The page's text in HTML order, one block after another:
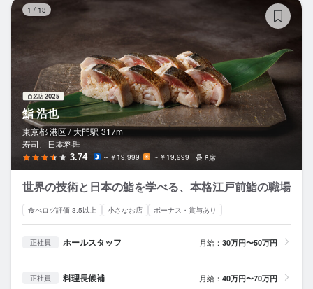
1 / 13
鮨 浩也
東京都 港区 / 大門駅 317m
寿司、日本料理
3.74 ～￥19,999 ～￥19,999 8席
世界の技術と日本の鮨を学べる、本格江戸前鮨の職場
食べログ評価 3.5以上 小さなお店 ボーナス・賞与あり
正社員 ホールスタッフ 月給： 30万円〜50万円
正社員 料理長候補 月給： 40万円〜70万円